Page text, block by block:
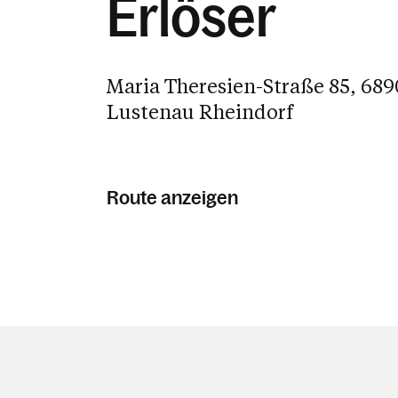
Erlöser
Maria Theresien-Straße 85,
Lustenau Rheindorf
Route anzeigen